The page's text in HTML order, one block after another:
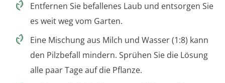
Entfernen Sie befallenes Laub und entsorgen Sie
es weit weg vom Garten.
Eine Mischung aus Milch und Wasser (1:8) kann
den Pilzbefall mindern. Sprühen Sie die Lösung
alle paar Tage auf die Pflanze.